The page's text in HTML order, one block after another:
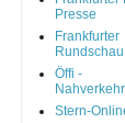
Presse
Frankfurter
Rundschau
Öffi -
Stern-